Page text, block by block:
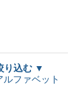
り込む
ルファベット